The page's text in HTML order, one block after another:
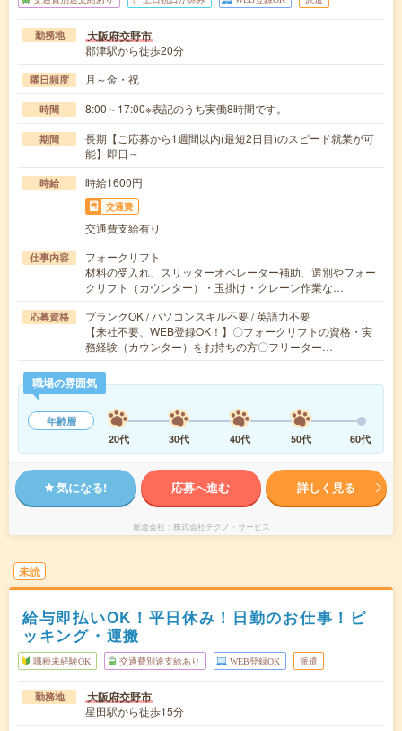
勤務地 大阪府交野市
郡津駅から徒歩20分
曜日頻度 月～金・祝
時間 8:00～17:00※表記のうち実働8時間です。
期間
長期【ご応募から1週間以内(最短2日目)のスピード就業が可
能】即日～
時給 時給1600円
交通費
交通費支給有り
仕事内容
フォークリフト
材料の受入れ、スリッターオペレーター補助、選別やフォー
クリフト（カウンター）・玉掛け・クレーン作業な…
応募資格
ブランクOK / パソコンスキル不要 / 英語力不要
【来社不要、WEB登録OK！】〇フォークリフトの資格・実
務経験（カウンター）をお持ちの方〇フリーター…
職場の雰囲気
年齢層
20代
30代 40代 50代 60代
気になる! 応募へ進む 詳しく見る
派遣会社 株式会社テクノ・サービス
未読
給与即払いOK！平日休み！日勤のお仕事！ピ
ッキング・運搬
職種未経験OK 交通費別途支給あり WEB登録OK 派遣
勤務地 大阪府交野市
星田駅から徒歩15分